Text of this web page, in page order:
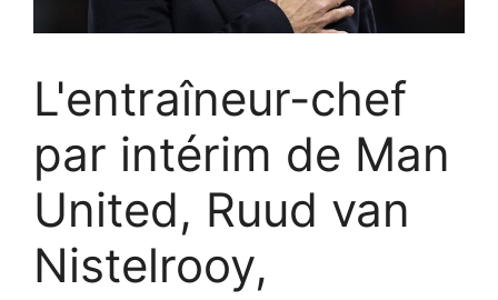
L'entraîneur-chef
par intérim de Man
United, Ruud van
Nistelrooy,